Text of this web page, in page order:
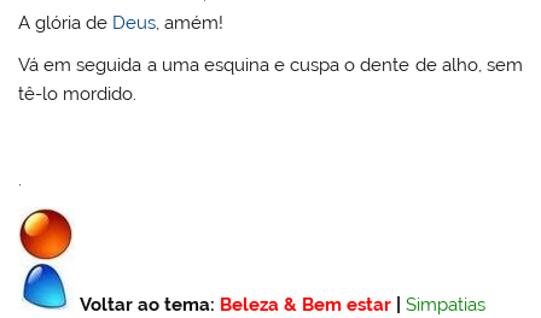
A glória de Deus, amém!
Vá em seguida a uma esquina e cuspa o dente de alho, sem
tê-lo mordido.
.
Voltar ao tema: Beleza & Bem estar |Simpatias